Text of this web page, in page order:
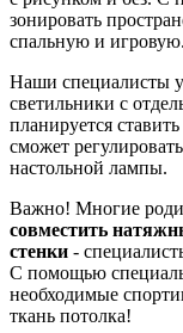
зонировать
спальную и игровую.
Наши специалисты
светильники с
планируется
сможет
настольной лампы.
Важно! Многие
совместить
стенки -
С помощью
необходимые
ткань потолка!